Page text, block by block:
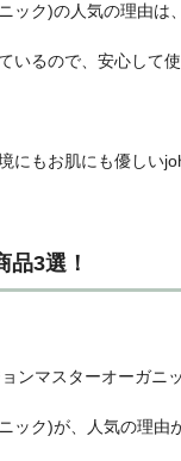
ック)の人気の理由は
いるので、安心して
にもお肌にも優しい
3選！
ンマスターオーガニ
ック)が、人気の理由